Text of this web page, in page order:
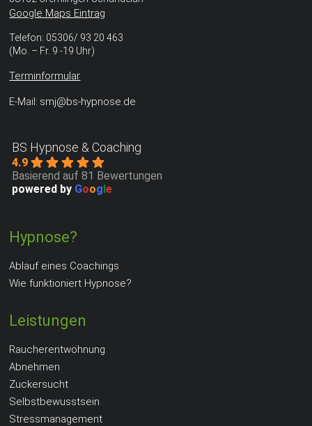
geführte Tiefenentspannung (DeepRest) wird mit 80 €
Google Maps Eintrag
Telefon: 05306/ 93 20 463
(Mo. – Fr. 9 -19 Uhr)
Terminformular
E-Mail: smj@bs-hypnose.de
BS Hypnose & Coaching
4.9
Basierend auf 81 Bewertungen
powered by Google
Hypnose?
Ablauf eines Coachings
Wie funktioniert Hypnose?
Leistungen
Raucherentwöhnung
Abnehmen
Zuckersucht
Selbstbewusstsein
Stressmanagement